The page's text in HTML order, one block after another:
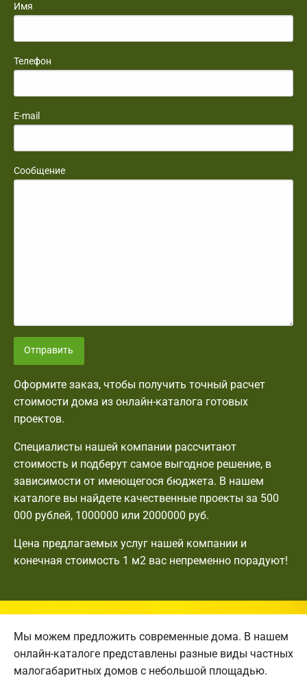
Имя
Телефон
E-mail
Сообщение
Отправить
Оформите заказ, чтобы получить точный расчет
стоимости дома из онлайн-каталога готовых
проектов.
Специалисты нашей компании рассчитают
стоимость и подберут самое выгодное решение, в
зависимости от имеющегося бюджета. В нашем
каталоге вы найдете качественные проекты за 500
000 рублей, 1000000 или 2000000 руб.
Цена предлагаемых услуг нашей компании и
конечная стоимость 1 м2 вас непременно порадуют!
Мы можем предложить современные дома. В нашем
онлайн-каталоге представлены разные виды частных
малогабаритных домов с небольшой площадью.